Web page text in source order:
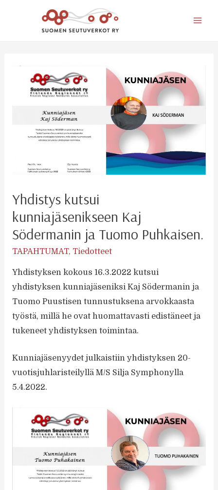
Yhdistys kutsui
kunniajäsenikseen Kaj
Södermanin ja Tuomo Puhkaisen.
TAPAHTUMAT, Tiedotteet
Yhdistyksen kokous 16.3.2022 kutsui
yhdistyksen kunniajäseniksi Kaj Södermanin ja
Tuomo Puustisen tunnustuksena arvokkaasta
työstä, millä he ovat huomattavasti edistäneet ja
tukeneet yhdistyksen toimintaa.
Kunniajäsenyydet julkaistiin yhdistyksen 20-
vuotisjuhlaristeilyllä M/S Silja Symphonylla
5.4.2022.